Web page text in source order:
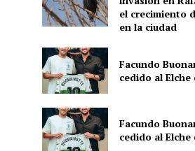
el crecimiento
en la ciudad
Facundo
cedido al Elche
Facundo
cedido al Elche